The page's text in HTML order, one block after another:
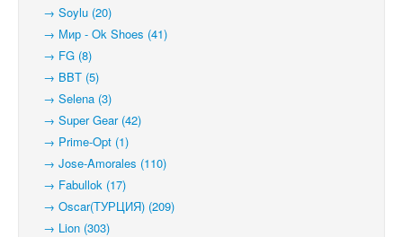
→ Soylu (20)
→ Мир - Ok Shoes (41)
→ FG (8)
→ BBT (5)
→ Selena (3)
→ Super Gear (42)
→ Prime-Opt (1)
→ Jose-Amorales (110)
→ Fabullok (17)
→ Oscar(ТУРЦИЯ) (209)
→ Lion (303)